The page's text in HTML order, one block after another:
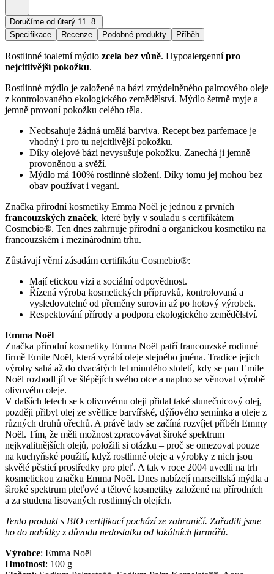
Doručíme od úterý 11. 8.
Specifikace
Recenze Podobné produkty Příběh
Rostlinné toaletní mýdlo zcela bez vůně. Hypoalergennípro
nejcitlivější pokožku.
Rostlinné mýdlo je založené na bázi zmýdelněného palmového oleje
z kontrolovaného ekologického zemědělství. Mýdlo šetrně myje a
jemně provoní pokožku celého těla.
Neobsahuje žádná umělá barviva. Recept bez parfemace je
vhodný i pro tu nejcitlivější pokožku.
Díky olejové bázi nevysušuje pokožku. Zanechá ji jemně
provoněnou a svěží.
Mýdlo má 100% rostlinné složení. Díky tomu jej mohou bez
obav používat i vegani.
Značka přírodní kosmetiky Emma Noël je jednou z prvních
francouzských značek, které byly v souladu s certifikátem
Cosmebio®. Ten dnes zahrnuje přírodní a organickou kosmetiku na
francouzském i mezinárodním trhu.
Zůstávají věrní zásadám certifikátu Cosmebio®:
Mají etickou vizi a sociální odpovědnost.
Řízená výroba kosmetických přípravků, kontrolovaná a
vysledovatelné od přeměny surovin až po hotový výrobek.
Respektování přírody a podpora ekologického zemědělství.
Emma Noël
Značka přírodní kosmetiky Emma Noël patří francouzské rodinné
firmě Emile Noël, která vyrábí oleje stejného jména. Tradice jejich
výroby sahá až do dvacátých let minulého století, kdy se pan Emile
Noël rozhodl jít ve šlépějích svého otce a naplno se věnovat výrobě
olivového oleje.
V dalších letech se k olivovému oleji přidal také slunečnicový olej,
později přibyl olej ze světlice barvířské, dýňového semínka a oleje z
různých druhů ořechů. A právě tady se začíná rozvíjet příběh Emmy
Noël. Tím, že měli možnost zpracovávat široké spektrum
nejkvalitnějších olejů, položili si otázku – proč se omezovat pouze
na kuchyňské použití, když rostlinné oleje a výrobky z nich jsou
skvělé pěsticí prostředky pro pleť. A tak v roce 2004 uvedli na trh
kosmetickou značku Emma Noël. Dnes nabízejí marseillská mýdla a
široké spektrum pleťové a tělové kosmetiky založené na přírodních
a za studena lisovaných rostlinných olejích.
Tento produkt s BIO certifikací pochází ze zahraničí. Zařadili jsme
ho do nabídky z důvodu nedostatku od lokálních farmářů.
Výrobce: Emma Noël
Hmotnost: 100 g